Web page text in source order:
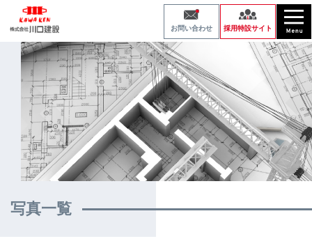
お問い合わせ 採用特設サイト
写真一覧